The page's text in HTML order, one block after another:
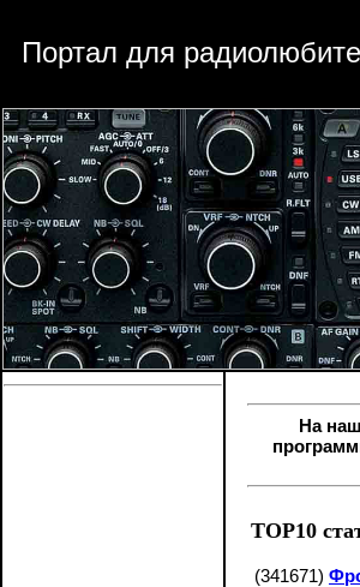
Портал для
На
TOP10
(341671)